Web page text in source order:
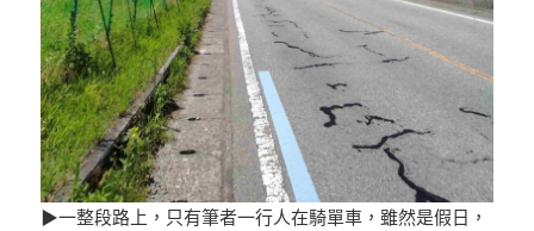
▶一整段路上，只有筆者一行人在騎單車，雖然是假日，